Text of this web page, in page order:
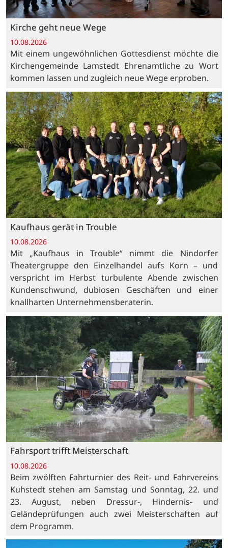
Kirche geht neue Wege
10.08.2026
Mit einem ungewöhnlichen Gottesdienst möchte die
Kirchengemeinde Lamstedt Ehrenamtliche zu Wort
kommen lassen und zugleich neue Wege erproben.
Kaufhaus gerät in Trouble
10.08.2026
Mit „Kaufhaus in Trouble“ nimmt die Nindorfer
Theatergruppe den Einzelhandel aufs Korn – und
verspricht im Herbst turbulente Abende zwischen
Kundenschwund, dubiosen Geschäften und einer
knallharten Unternehmensberaterin.
Fahrsport trifft Meisterschaft
10.08.2026
Beim zwölften Fahrturnier des Reit- und Fahrvereins
Kuhstedt stehen am Samstag und Sonntag, 22. und
23. August, neben Dressur-, Hindernis- und
Geländeprüfungen auch zwei Meisterschaften auf
dem Programm.